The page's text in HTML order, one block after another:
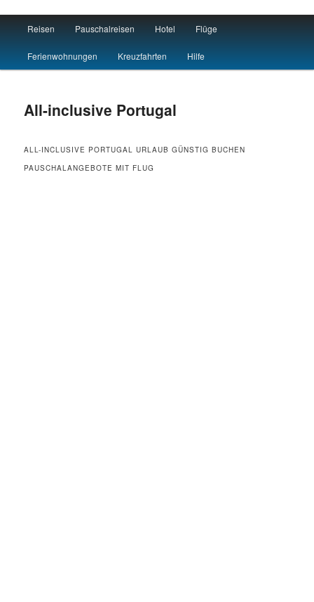
Reisen Hotel Flug
Skip to primary content
Skip to secondary content
Reisen Pauschalreisen Hotel Flüge
Ferienwohnungen Kreuzfahrten Hilfe
All-inclusive Portugal
ALL-INCLUSIVE PORTUGAL URLAUB GÜNSTIG BUCHEN
PAUSCHALANGEBOTE MIT FLUG